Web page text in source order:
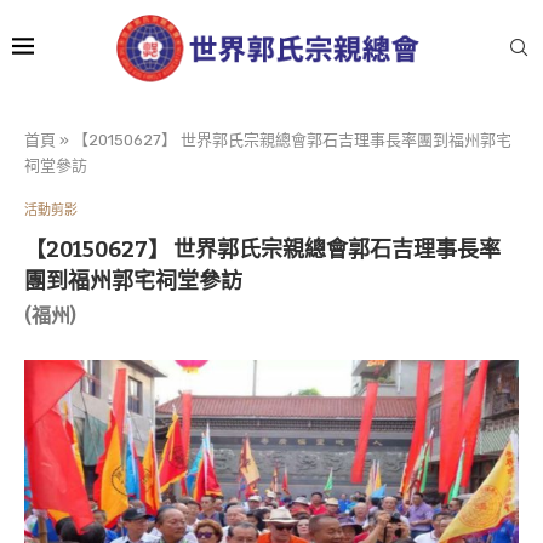
首頁 »
【20150627】 世界郭氏宗親總會郭石吉理事長率團到福州郭宅
祠堂參訪
活動剪影
【20150627】 世界郭氏宗親總會郭石吉理事長率
團到福州郭宅祠堂參訪
(福州)